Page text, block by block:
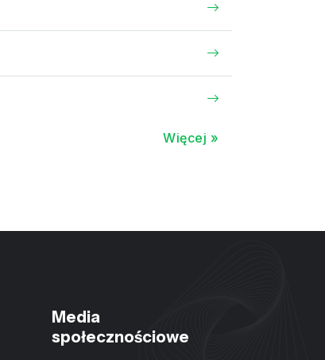
Więcej »
Media
społecznościowe